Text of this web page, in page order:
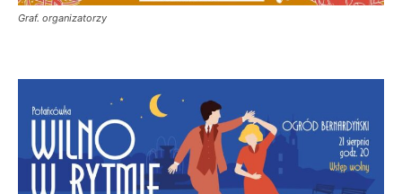
Graf. organizatorzy